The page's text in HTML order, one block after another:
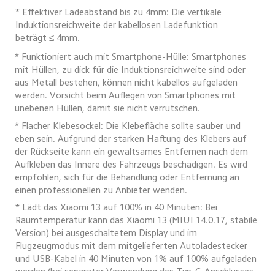
* Effektiver Ladeabstand bis zu 4mm: Die vertikale
Induktionsreichweite der kabellosen Ladefunktion
beträgt ≤ 4mm.
* Funktioniert auch mit Smartphone-Hülle: Smartphones
mit Hüllen, zu dick für die Induktionsreichweite sind oder
aus Metall bestehen, können nicht kabellos aufgeladen
werden. Vorsicht beim Auflegen von Smartphones mit
unebenen Hüllen, damit sie nicht verrutschen.
* Flacher Klebesockel: Die Klebefläche sollte sauber und
eben sein. Aufgrund der starken Haftung des Klebers auf
der Rückseite kann ein gewaltsames Entfernen nach dem
Aufkleben das Innere des Fahrzeugs beschädigen. Es wird
empfohlen, sich für die Behandlung oder Entfernung an
einen professionellen zu Anbieter wenden.
* Lädt das Xiaomi 13 auf 100% in 40 Minuten: Bei
Raumtemperatur kann das Xiaomi 13 (MIUI 14.0.17, stabile
Version) bei ausgeschaltetem Display und im
Flugzeugmodus mit dem mitgelieferten Autoladestecker
und USB-Kabel in 40 Minuten von 1% auf 100% aufgeladen